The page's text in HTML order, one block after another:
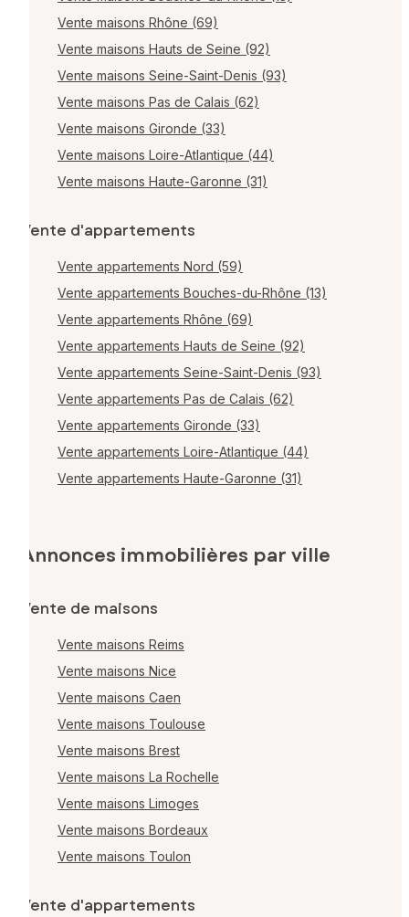
Vente maisons Rhône (69)
Vente maisons Hauts de Seine (92)
Vente maisons Seine-Saint-Denis (93)
Vente maisons Pas de Calais (62)
Vente maisons Gironde (33)
Vente maisons Loire-Atlantique (44)
Vente maisons Haute-Garonne (31)
Vente d'appartements
Vente appartements Nord (59)
Vente appartements Bouches-du-Rhône (13)
Vente appartements Rhône (69)
Vente appartements Hauts de Seine (92)
Vente appartements Seine-Saint-Denis (93)
Vente appartements Pas de Calais (62)
Vente appartements Gironde (33)
Vente appartements Loire-Atlantique (44)
Vente appartements Haute-Garonne (31)
Annonces immobilières par ville
Vente de maisons
Vente maisons Reims
Vente maisons Nice
Vente maisons Caen
Vente maisons Toulouse
Vente maisons Brest
Vente maisons La Rochelle
Vente maisons Limoges
Vente maisons Bordeaux
Vente maisons Toulon
Vente d'appartements